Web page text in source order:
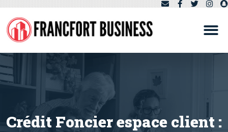
Crédit Foncier espace client :